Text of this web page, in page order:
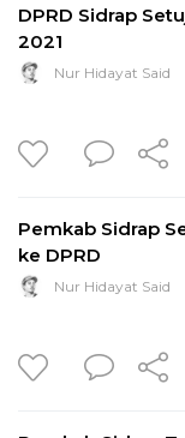
DPRD Sidrap
2021
Nur Hidayat Said
Pemkab Sidrap
ke DPRD
Nur Hidayat Said